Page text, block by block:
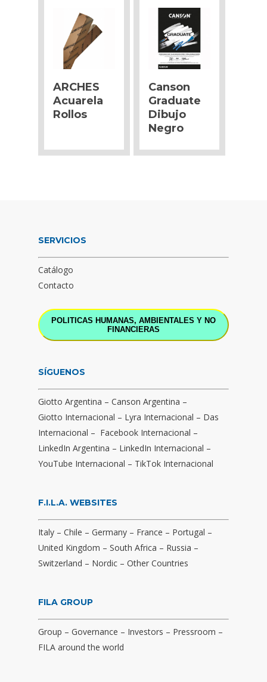
ARCHES
Acuarela
Rollos
Canson
Graduate
Dibujo
Negro
SERVICIOS
Catálogo
Contacto
POLITICAS HUMANAS, AMBIENTALES Y NO
FINANCIERAS
SÍGUENOS
Giotto Argentina – Canson Argentina –
Giotto Internacional – Lyra Internacional – Das
Internacional – Facebook Internacional –
LinkedIn Argentina – LinkedIn Internacional –
YouTube Internacional – TikTok Internacional
F.I.L.A. WEBSITES
Italy – Chile – Germany – France – Portugal –
United Kingdom – South Africa – Russia –
Switzerland – Nordic – Other Countries
FILA GROUP
Group – Governance – Investors – Pressroom –
FILA around the world